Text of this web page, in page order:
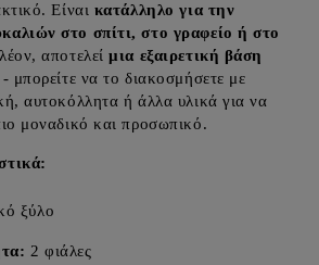
Είναι κατάλληλο για την
στο σπίτι, στο γραφείο ή στο
αποτελείμια εξαιρετική βάση
- μπορείτε να το διακοσμήσετε με
αυτοκόλλητα ή άλλα υλικά για να
μοναδικό και προσωπικό.
ξύλο
2 φιάλες